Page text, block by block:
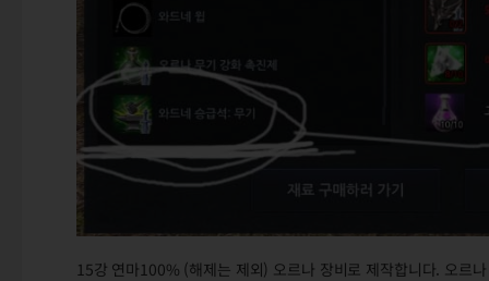
15강 연마100% (해제는 제외) 오르나 장비로 제작합니다. 오르